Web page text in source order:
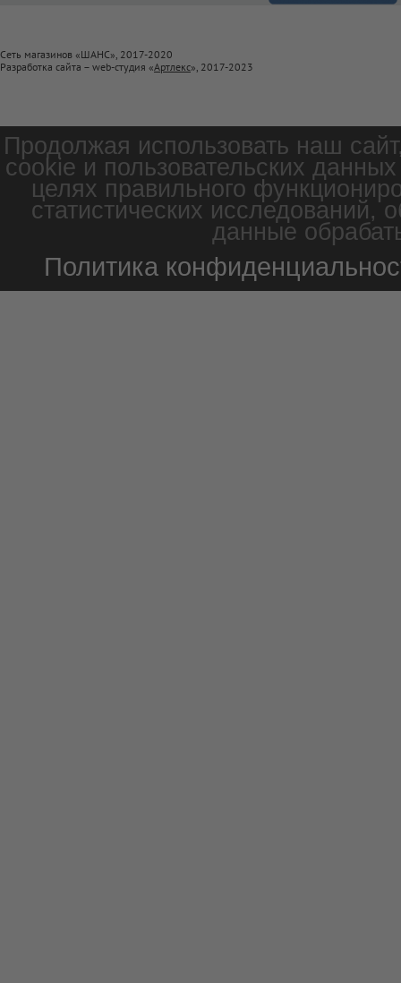
Сеть магазинов «ШАНС», 2017-2020
Разработка сайта – web-студия «Артлекс», 2017-2023
Продолжая использовать наш
cookie и пользовательских
целях правильного
статистических
данные
Политика